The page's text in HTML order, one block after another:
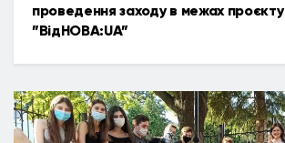
проведення заходу в межах проєкту
”ВідНОВА:UA”